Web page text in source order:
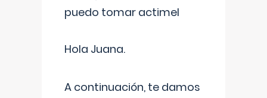
puedo tomar actimel
Hola Juana.
A continuación, te damos